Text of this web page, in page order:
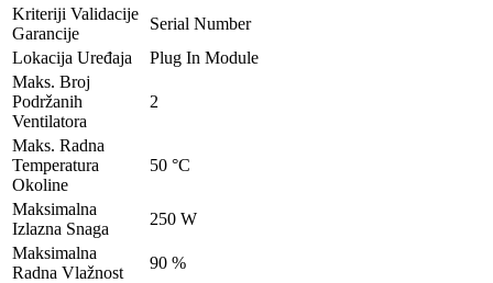
Kriteriji Validacije
Garancije
Serial Number
Lokacija Uređaja
Plug In Module
Maks. Broj
Podržanih
Ventilatora
2
Maks. Radna
Temperatura
Okoline
50 °C
Maksimalna
Izlazna Snaga
250 W
Maksimalna
Radna Vlažnost
90 %